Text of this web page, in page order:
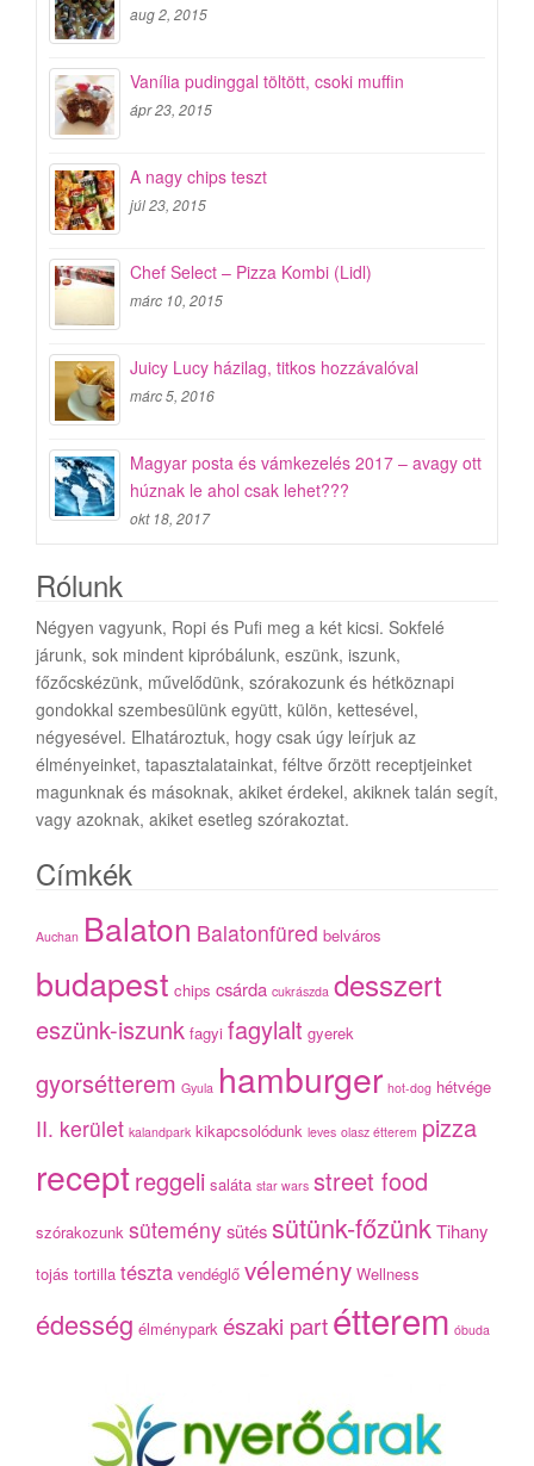
aug 2, 2015
Vanília pudinggal töltött, csoki muffin
ápr 23, 2015
A nagy chips teszt
júl 23, 2015
Chef Select – Pizza Kombi (Lidl)
márc 10, 2015
Juicy Lucy házilag, titkos hozzávalóval
márc 5, 2016
Magyar posta és vámkezelés 2017 – avagy ott
húznak le ahol csak lehet???
okt 18, 2017
Rólunk
Négyen vagyunk, Ropi és Pufi meg a két kicsi. Sokfelé
járunk, sok mindent kipróbálunk, eszünk, iszunk,
főzőcskézünk, művelődünk, szórakozunk és hétköznapi
gondokkal szembesülünk együtt, külön, kettesével,
négyesével. Elhatároztuk, hogy csak úgy leírjuk az
élményeinket, tapasztalatainkat, féltve őrzött receptjeinket
magunknak és másoknak, akiket érdekel, akiknek talán segít,
vagy azoknak, akiket esetleg szórakoztat.
Címkék
Auchan Balaton Balatonfüred belváros
budapest chips csárda cukrászda desszert
eszünk-iszunk fagyi fagylalt gyerek
gyorsétterem Gyula hamburger hot-dog hétvége
II. kerület kalandpark kikapcsolódunk leves olasz étterem pizza
receptreggeli saláta star wars street food
szórakozunk süteménysütéssütünk-főzünkTihany
tojás tortilla tészta vendéglő vélemény Wellness
édesség élménypark északi partétterem óbuda